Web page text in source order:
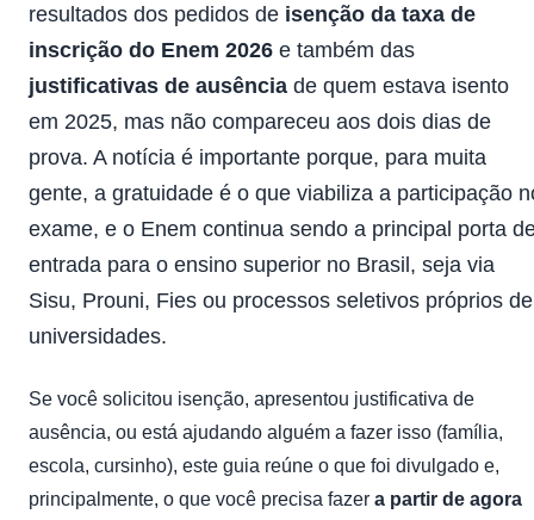
resultados dos pedidos de isenção da taxa de
inscrição do Enem 2026 e também das
justificativas de ausência de quem estava isento
em 2025, mas não compareceu aos dois dias de
prova. A notícia é importante porque, para muita
gente, a gratuidade é o que viabiliza a participação
exame, e o Enem continua sendo a principal porta
entrada para o ensino superior no Brasil, seja via
Sisu, Prouni, Fies ou processos seletivos próprios de
universidades.
Se você solicitou isenção, apresentou justificativa de
ausência, ou está ajudando alguém a fazer isso (família,
escola, cursinho), este guia reúne o que foi divulgado e,
principalmente, o que você precisa fazer a partir de agora